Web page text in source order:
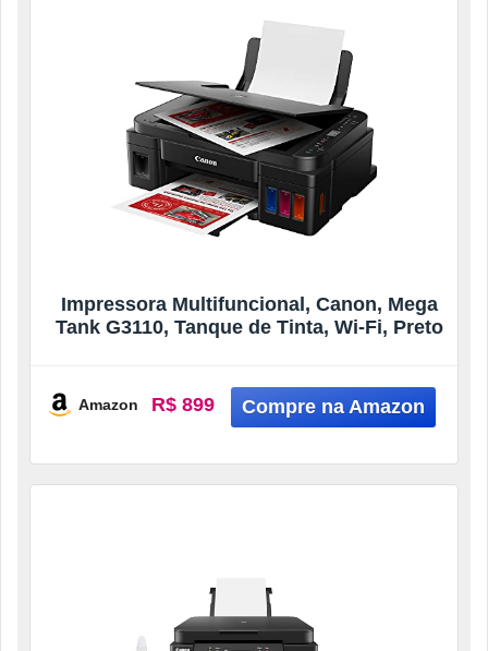
Impressora Multifuncional, Canon, Mega
Tank G3110, Tanque de Tinta, Wi-Fi, Preto
Amazon R$ 899